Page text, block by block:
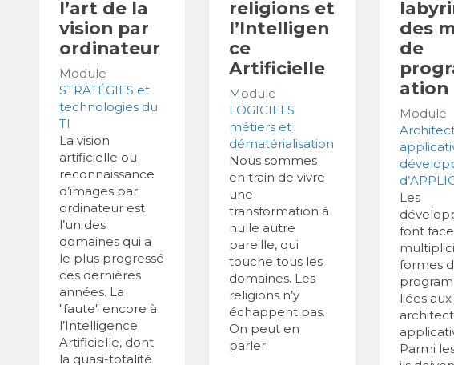
l’art de la
vision par
ordinateur
Module
STRATÉGIES et
technologies du
TI
La vision
artificielle ou
reconnaissance
d’images par
ordinateur est
l’un des
domaines qui a
le plus progressé
ces dernières
années. La
"faute" encore à
l’Intelligence
Artificielle, dont
la quasi-totalité
religions et
l’Intelligen
ce
Artificielle
Module
LOGICIELS
métiers et
dématérialisation
Nous sommes
en train de vivre
une
transformation à
nulle autre
pareille, qui
touche tous les
domaines. Les
religions n’y
échappent pas.
On peut en
parler.
des
de
ation
Module
Les
font
formes
liées aux
Parmi